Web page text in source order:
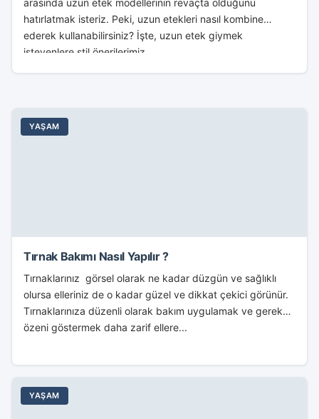
arasında uzun etek modellerinin revaçta olduğunu
hatırlatmak isteriz. Peki, uzun etekleri nasıl kombine
ederek kullanabilirsiniz? İşte, uzun etek giymek
isteyenlere stil önerilerimiz…...
YAŞAM
Tırnak Bakımı Nasıl Yapılır ?
Tırnaklarınız görsel olarak ne kadar düzgün ve sağlıklı
olursa elleriniz de o kadar güzel ve dikkat çekici görünür.
Tırnaklarınıza düzenli olarak bakım uygulamak ve gereken
özeni göstermek daha zarif ellere...
YAŞAM